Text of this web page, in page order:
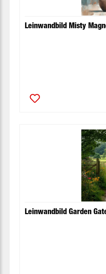
Leinwandbild Misty
Leinwandbild Garden